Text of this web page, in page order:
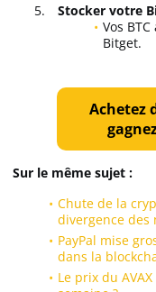
Stocker votre
Vos
Bitget.
Achetez
Sur le même sujet :
Chute de la
divergence des
PayPal mise
dans la
Le prix du